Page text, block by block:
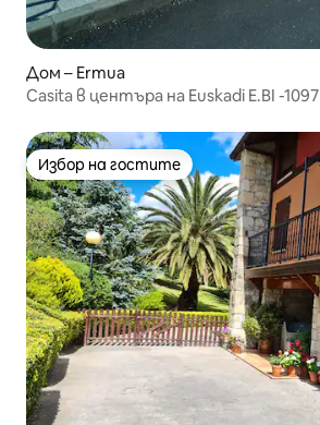
Дом – Ermua
Casita в центъра на Euskadi E.BI -1097
Избор на гостите
Избор на гостите